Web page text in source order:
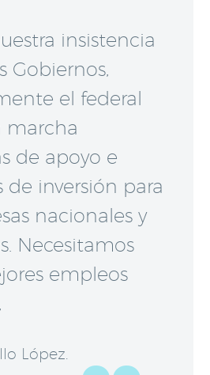
insistencia
Gobiernos,
el federal
marcha
de apoyo e
de inversión para
nacionales y
Necesitamos
empleos
López.